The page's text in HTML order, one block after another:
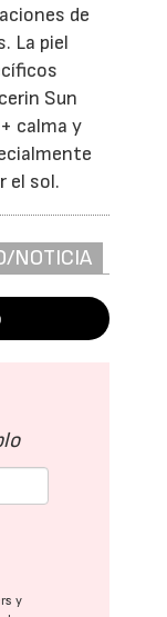
de
La piel
Sun
calma y
el sol.
NOTICIA
y